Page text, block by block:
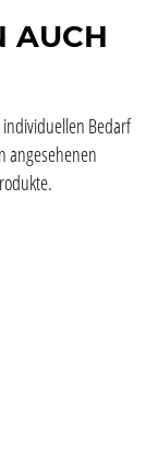
AUCH
Bedarf
angesehenen